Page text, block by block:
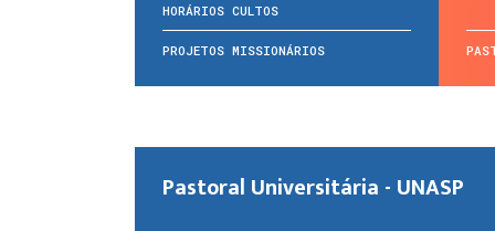
HORÁRIOS CULTOS
PROJETOS MISSIONÁRIOS
Pastoral Universitária - UNASP